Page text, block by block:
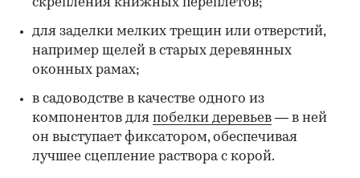
для заделки мелких трещин или отверстий,
например щелей в старых деревянных
оконных рамах;
в садоводстве в качестве одного из
компонентов для побелки деревьев — в ней
он выступает фиксатором, обеспечивая
лучшее сцепление раствора с корой.